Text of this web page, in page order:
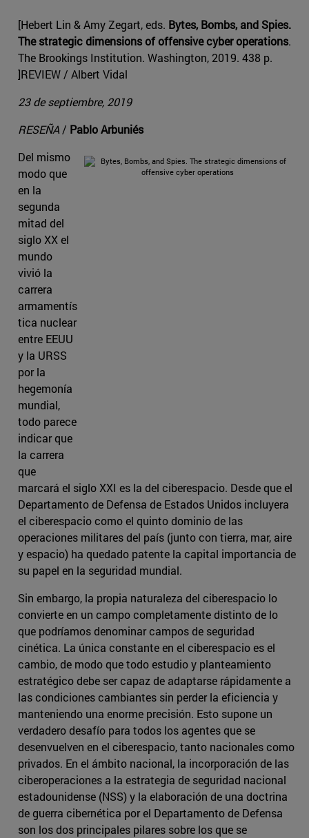
[Hebert Lin & Amy Zegart, eds. Bytes, Bombs, and Spies.
The strategic dimensions of offensive cyber operations.
The Brookings Institution. Washington, 2019. 438 p.
]REVIEW / Albert Vidal
23 de septiembre, 2019
RESEÑA / Pablo Arbuniés
Del mismo
modo que
en la
segunda
mitad del
siglo XX el
mundo
vivió la
carrera
armamentís
tica nuclear
entre EEUU
y la URSS
por la
hegemonía
mundial,
todo parece
indicar que
la carrera
que
marcará el siglo XXI es la del ciberespacio. Desde que el
Departamento de Defensa de Estados Unidos incluyera
el ciberespacio como el quinto dominio de las
operaciones militares del país (junto con tierra, mar, aire
y espacio) ha quedado patente la capital importancia de
su papel en la seguridad mundial.
Sin embargo, la propia naturaleza del ciberespacio lo
convierte en un campo completamente distinto de lo
que podríamos denominar campos de seguridad
cinética. La única constante en el ciberespacio es el
cambio, de modo que todo estudio y planteamiento
estratégico debe ser capaz de adaptarse rápidamente a
las condiciones cambiantes sin perder la eficiencia y
manteniendo una enorme precisión. Esto supone un
verdadero desafío para todos los agentes que se
desenvuelven en el ciberespacio, tanto nacionales como
privados. En el ámbito nacional, la incorporación de las
ciberoperaciones a la estrategia de seguridad nacional
estadounidense (NSS) y la elaboración de una doctrina
de guerra cibernética por el Departamento de Defensa
son los dos principales pilares sobre los que se